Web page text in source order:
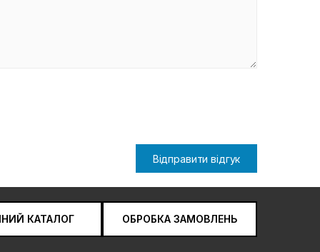
Відправити відгук
КАТАЛОГ ОБРОБКА ЗАМОВЛЕНЬ